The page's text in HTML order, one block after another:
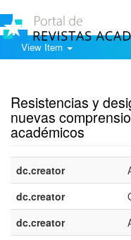
View Item
Resistencias y
nuevas
académicos
dc.creator
dc.creator
dc.creator